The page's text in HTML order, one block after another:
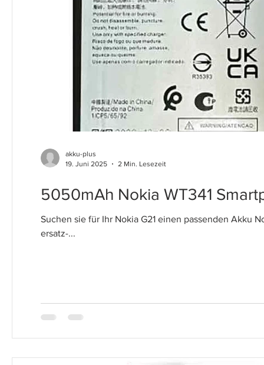
5050mAh Nokia WT341
Suchen sie für Ihr Nokia G21 einen passenden Akku
ersatz-...
akku-plus
19. Juni 2025
2 Min. Lesezeit